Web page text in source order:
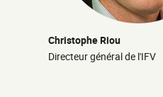
Christophe Riou
Directeur général de l'IFV